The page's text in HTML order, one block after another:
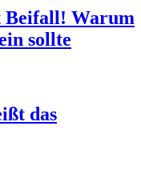
Beifall! Warum
sollte
das